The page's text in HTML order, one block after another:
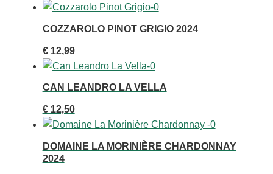
COZZAROLO PINOT GRIGIO 2024
€12,99
CAN LEANDRO LA VELLA
€12,50
DOMAINE LA MORINIÈRE CHARDONNAY
2024